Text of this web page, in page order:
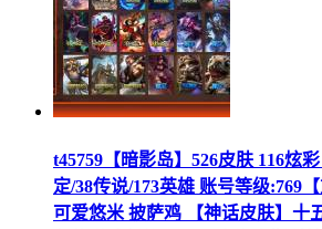
t45759【暗影岛】526皮肤 116炫
定/38传说/173英雄 账号等级:769
可爱悠米 披萨鸡 【神话皮肤】十